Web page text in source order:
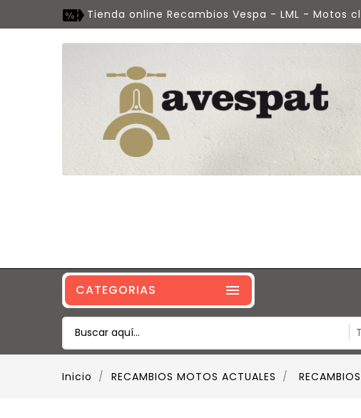
Tienda online Recambios Vespa - LML - Motos
CATEGORIAS 
Inicio RECAMBIOS MOTOS ACTUALES